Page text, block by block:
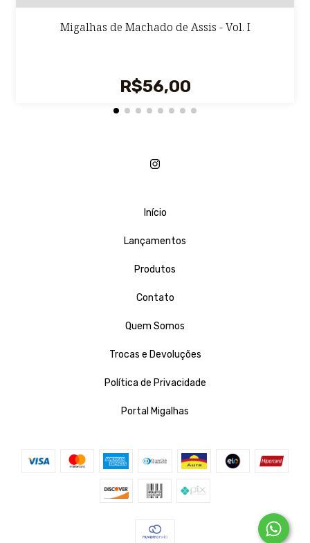
Migalhas de Machado de Assis - Vol. I
R$56,00
Início
Lançamentos
Produtos
Contato
Quem Somos
Trocas e Devoluções
Política de Privacidade
Portal Migalhas